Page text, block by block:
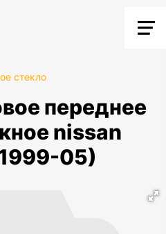
стекло
nissan
05)